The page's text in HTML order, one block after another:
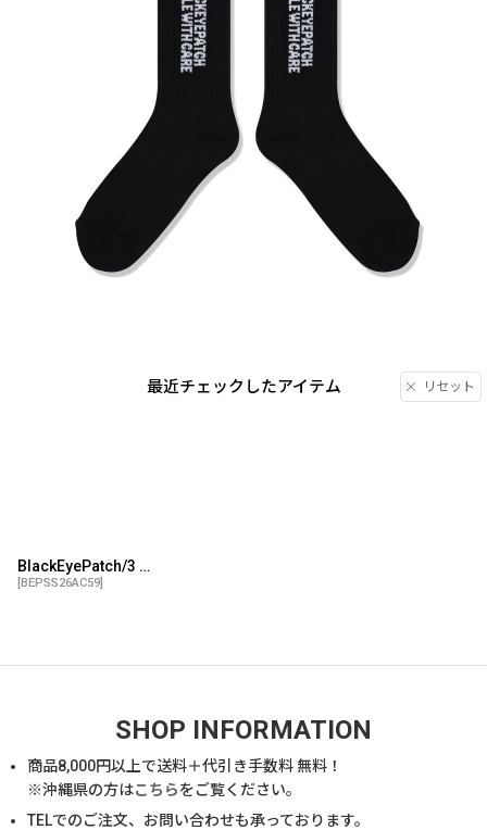
最近チェックしたアイテム リセット
BlackEyePatch/3 LETTER OE SOCKS（BLACK）
[BEPSS26AC59]
SHOP INFORMATION
商品8,000円以上で送料＋代引き手数料 無料！
※沖縄県の方はこちらをご覧ください。
TELでのご注文、お問い合わせも承っております。